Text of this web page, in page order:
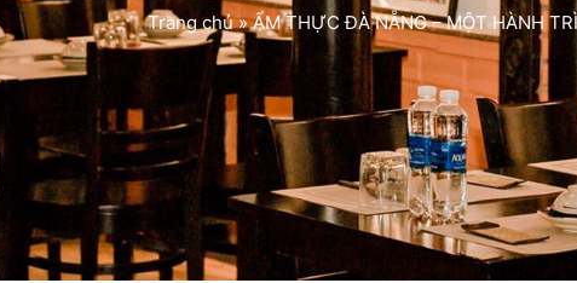
Trang chủ»ẨM THỰC ĐÀ NẴNG – MỘT HÀNH